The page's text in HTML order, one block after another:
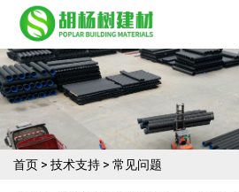
首页 > 技术支持 > 常见问题